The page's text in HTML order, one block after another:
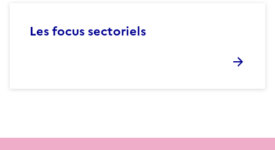
Les focus sectoriels